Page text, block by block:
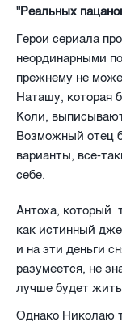
"Реальных
Герои сериала
неординарными
прежнему не
Наташу, которая
Коли,
Возможный отец
варианты, все-
себе.
Антоха, который
как истинный
и на эти деньги
разумеется, не
лучше будет
Однако Николаю